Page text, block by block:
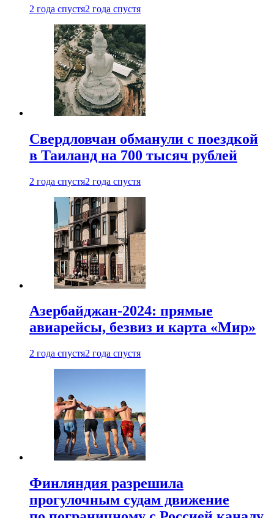
2 года спустя2 года спустя
Свердловчан обманули с поездкой
в Таиланд на 700 тысяч рублей
2 года спустя2 года спустя
Азербайджан-2024: прямые
авиарейсы, безвиз и карта «Мир»
2 года спустя2 года спустя
Финляндия разрешила
прогулочным судам движение